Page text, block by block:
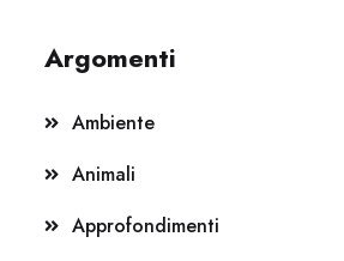
Argomenti
Ambiente
Animali
Approfondimenti